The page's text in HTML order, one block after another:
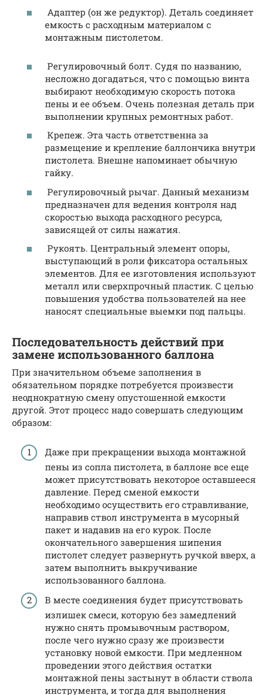
Адаптер (он же редуктор). Деталь соединяет
емкость с расходным материалом с
монтажным пистолетом.
Регулировочный болт. Судя по названию,
несложно догадаться, что с помощью винта
выбирают необходимую скорость потока
пены и ее объем. Очень полезная деталь при
выполнении крупных ремонтных работ.
Крепеж. Эта часть ответственна за
размещение и крепление баллончика внутри
пистолета. Внешне напоминает обычную
гайку.
Регулировочный рычаг. Данный механизм
предназначен для ведения контроля над
скоростью выхода расходного ресурса,
зависящей от силы нажатия.
Рукоять. Центральный элемент опоры,
выступающий в роли фиксатора остальных
элементов. Для ее изготовления используют
металл или сверхпрочный пластик. С целью
повышения удобства пользователей на нее
наносят специальные выемки под пальцы.
Последовательность действий при
замене использованного баллона
При значительном объеме заполнения в
обязательном порядке потребуется произвести
неоднократную смену опустошенной емкости
другой. Этот процесс надо совершать следующим
образом:
Даже при прекращении выхода монтажной
пены из сопла пистолета, в баллоне все еще
может присутствовать некоторое оставшееся
давление. Перед сменой емкости
необходимо осуществить его стравливание,
направив ствол инструмента в мусорный
пакет и надавив на его курок. После
окончательного завершения шипения
пистолет следует развернуть ручкой вверх, а
затем выполнить выкручивание
использованного баллона.
В месте соединения будет присутствовать
излишек смеси, которую без замедлений
нужно снять промывочным раствором,
после чего нужно сразу же произвести
установку новой емкости. При медленном
проведении этого действия остатки
монтажной пены застынут в области ствола
инструмента, и тогда для выполнения